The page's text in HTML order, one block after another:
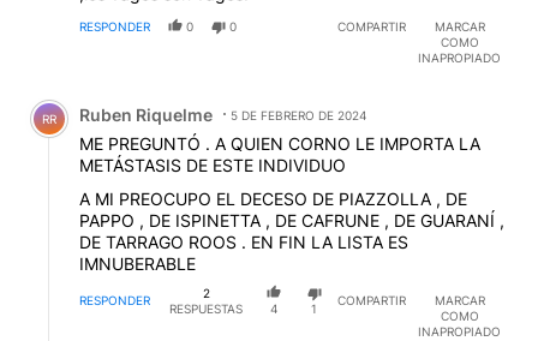
RESPONDER 0 0 COMPARTIR
MARCAR
COMO
INAPROPIADO
Comentario de Ruben Riquelme.
RR Ruben Riquelme 5 DE FEBRERO DE 2024
ME PREGUNTÓ . A QUIEN CORNO LE IMPORTA LA
METÁSTASIS DE ESTE INDIVIDUO
A MI PREOCUPO EL DECESO DE PIAZZOLLA , DE
PAPPO , DE ISPINETTA , DE CAFRUNE , DE GUARANÍ ,
DE TARRAGO ROOS . EN FIN LA LISTA ES
IMNUBERABLE
RESPONDER
2
RESPUESTAS
4 1
COMPARTIR
MARCAR
COMO
INAPROPIADO